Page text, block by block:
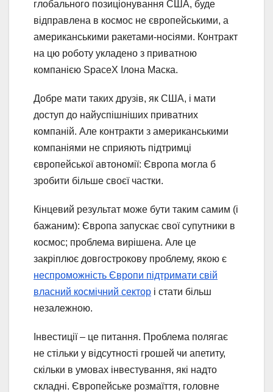
глобального позиціонування США, буде
відправлена ​​в космос не європейськими, а
американськими ракетами-носіями. Контракт
на цю роботу укладено з приватною
компанією SpaceX Ілона Маска.
Добре мати таких друзів, як США, і мати
доступ до найуспішніших приватних
компаній. Але контракти з американськими
компаніями не сприяють підтримці
європейської автономії: Європа могла б
зробити більше своєї частки.
Кінцевий результат може бути таким самим (і
бажаним): Європа запускає свої супутники в
космос; проблема вирішена. Але це
закріплює довгострокову проблему, якою є
неспроможність Європи підтримати свій
власний космічний сектор і стати більш
незалежною.
Інвестиції – це питання. Проблема полягає
не стільки у відсутності грошей чи апетиту,
скільки в умовах інвестування, які надто
складні. Європейське розмаїття, головне